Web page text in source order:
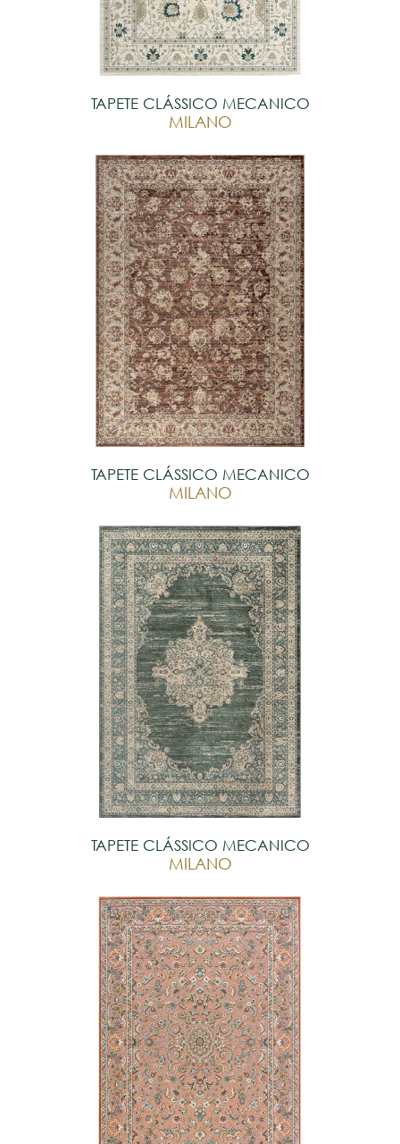
TAPETE CLÁSSICO MECANICO
MILANO
TAPETE CLÁSSICO MECANICO
MILANO
TAPETE CLÁSSICO MECANICO
MILANO